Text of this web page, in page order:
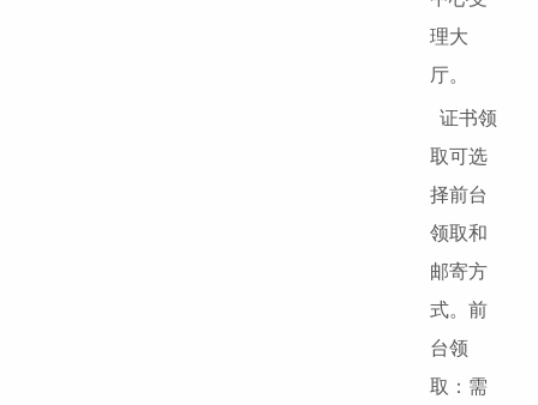
理大
厅。
证书领
取可选
择前台
领取和
邮寄方
式。前
台领
取：需